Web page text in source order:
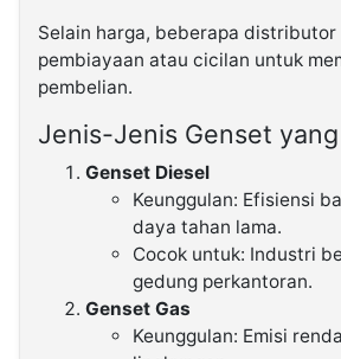
Selain harga, beberapa distributor
pembiayaan atau cicilan untuk
pembelian.
Jenis-Jenis Genset
Genset Diesel
Keunggulan: Efisiensi
daya tahan lama.
Cocok untuk: Industri
gedung perkantoran.
Genset Gas
Keunggulan: Emisi